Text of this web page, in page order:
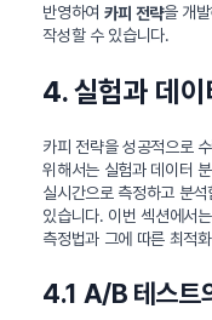
반영하여 카피 전략을 개
작성할 수 있습니다.
4. 실험과 데
카피 전략을 성공적으로
위해서는 실험과 데이터
실시간으로 측정하고 분
있습니다. 이번 섹션에서
측정법과 그에 따른 최적
4.1 A/B 테스트